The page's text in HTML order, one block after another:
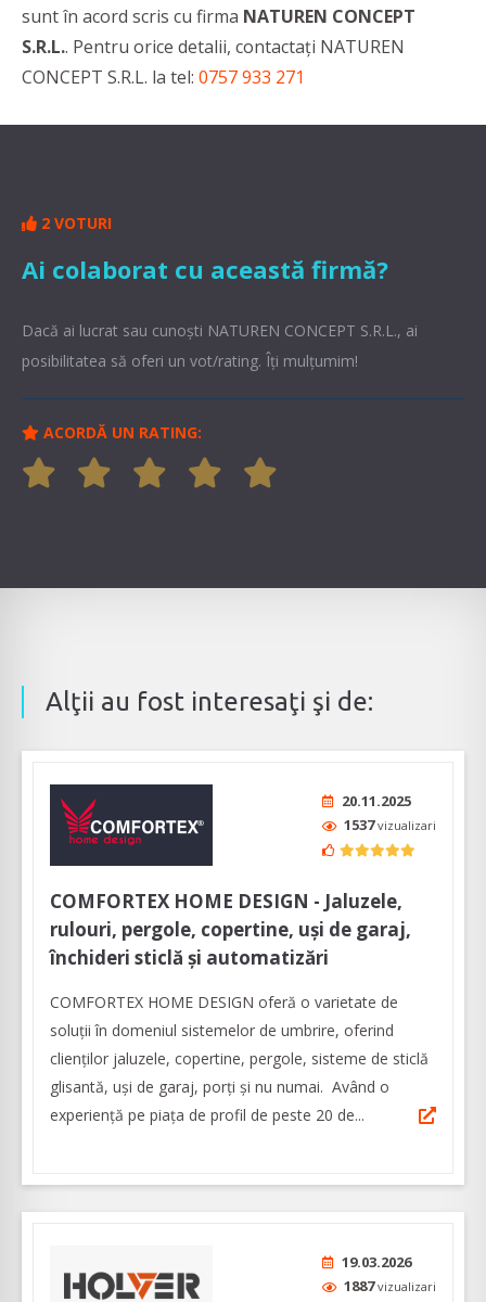
sunt în acord scris cu firma NATUREN CONCEPT
S.R.L.. Pentru orice detalii, contactaţi NATUREN
CONCEPT S.R.L. la tel: 0757 933 271
2 VOTURI
Ai colaborat cu această firmă?
Dacă ai lucrat sau cunoşti NATUREN CONCEPT S.R.L., ai
posibilitatea să oferi un vot/rating. Îți mulțumim!
ACORDĂ UN RATING:
Alţii au fost interesaţi şi de:
20.11.2025
1537vizualizari
COMFORTEX HOME DESIGN - Jaluzele,
rulouri, pergole, copertine, uși de garaj,
închideri sticlă și automatizări
COMFORTEX HOME DESIGN oferă o varietate de
soluții în domeniul sistemelor de umbrire, oferind
clienților jaluzele, copertine, pergole, sisteme de sticlă
glisantă, uși de garaj, porți și nu numai. Având o
experiență pe piața de profil de peste 20 de...
19.03.2026
1887vizualizari